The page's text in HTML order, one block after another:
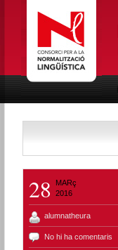
28
MARç
2016
alumnatheura
No hi ha comentaris